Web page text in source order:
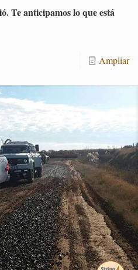
Te an­ti­ci­pa­mos lo que está
Am­pliar